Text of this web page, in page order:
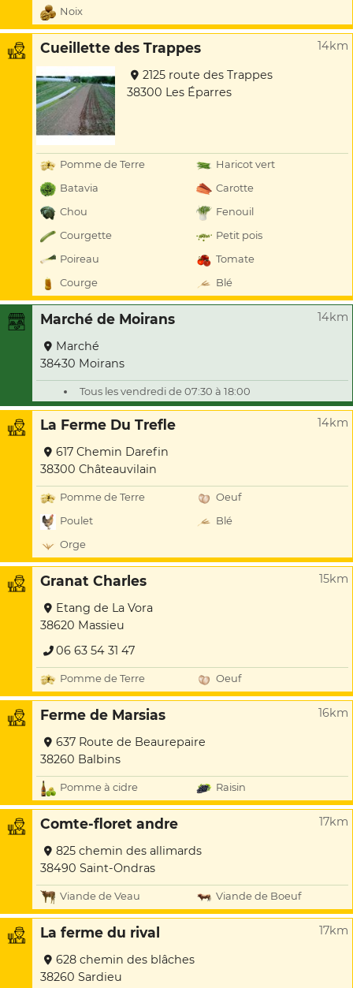
Noix
Cueillette des Trappes 14km
2125 route des Trappes
38300 Les Éparres
Pomme de Terre
Haricot vert
Batavia
Carotte
Chou
Fenouil
Courgette
Petit pois
Poireau
Tomate
Courge
Blé
Marché de Moirans 14km
Marché
38430 Moirans
Tous les vendredi de 07:30 à 18:00
La Ferme Du Trefle 14km
617 Chemin Darefin
38300 Châteauvilain
Pomme de Terre
Oeuf
Poulet
Blé
Orge
Granat Charles 15km
Etang de La Vora
38620 Massieu
06 63 54 31 47
Pomme de Terre Oeuf
Ferme de Marsias 16km
637 Route de Beaurepaire
38260 Balbins
Pomme à cidre Raisin
Comte-floret andre 17km
825 chemin des allimards
38490 Saint-Ondras
Viande de Veau Viande de Boeuf
La ferme du rival 17km
628 chemin des blâches
38260 Sardieu